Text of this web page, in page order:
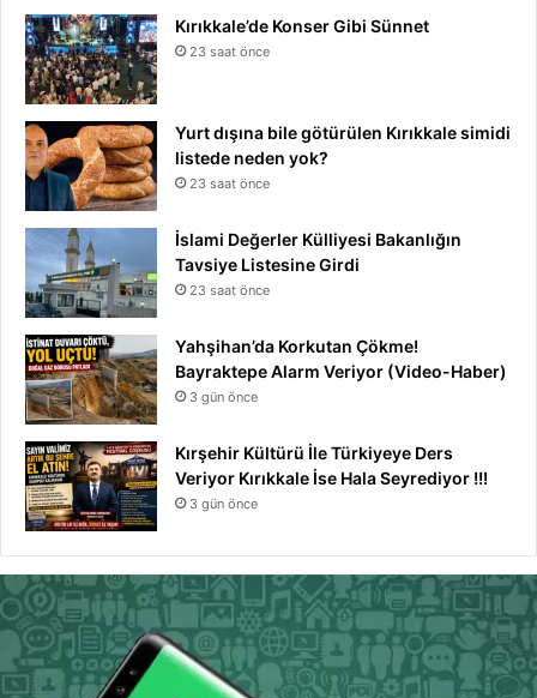
Kırıkkale’de Konser Gibi Sünnet
23 saat önce
Yurt dışına bile götürülen Kırıkkale simidi
listede neden yok?
23 saat önce
İslami Değerler Külliyesi Bakanlığın
Tavsiye Listesine Girdi
23 saat önce
Yahşihan’da Korkutan Çökme!
Bayraktepe Alarm Veriyor (Video-Haber)
3 gün önce
Kırşehir Kültürü İle Türkiyeye Ders
Veriyor Kırıkkale İse Hala Seyrediyor !!!
3 gün önce